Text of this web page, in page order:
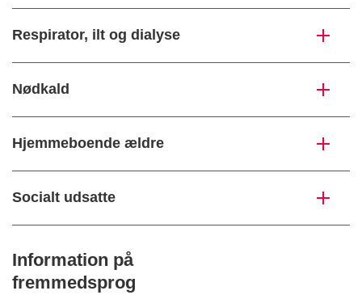
Respirator, ilt og dialyse
Nødkald
Hjemmeboende ældre
Socialt udsatte
Information på
fremmedsprog